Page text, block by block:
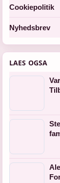
Cookiepolitik
Nyhedsbrev
LAES OGSA